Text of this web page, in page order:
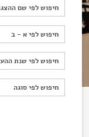
חיפוש לפי שם
חיפוש לפי א - ב
חיפוש לפי א - ב
חיפוש לפי שנת
חיפוש לפי שנת
חיפוש לפי סוגה
חיפוש לפי סוגה